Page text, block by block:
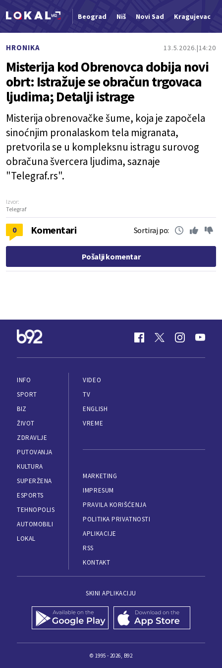
Beograd Niš Novi Sad Kragujevac
HRONIKA 13.5.2026. 14:20
Misterija kod Obrenovca dobija novi
obrt: Istražuje se obračun trgovaca
ljudima; Detalji istrage
Misterija obrenovačke šume, koja je započela
sinoćnjim pronalaskom tela migranata,
pretvorila se u kompleksnu istragu surovog
obračuna švercera ljudima, saznaje
"Telegraf.rs".
Izvor:
Telegraf
0 Komentari Sortiraj po:
Pošalji komentar
INFO
SPORT
BIZ
ŽIVOT
ZDRAVLJE
PUTOVANJA
KULTURA
SUPERŽENA
ESPORTS
TEHNOPOLIS
AUTOMOBILI
LOKAL
VIDEO
TV
ENGLISH
VREME
MARKETING
IMPRESUM
PRAVILA KORIŠĆENJA
POLITIKA PRIVATNOSTI
APLIKACIJE
RSS
KONTAKT
SKINI APLIKACIJU
© 1995 - 2026, B92